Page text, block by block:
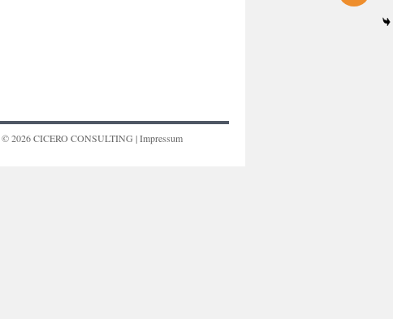
© 2026CICERO CONSULTING |Impressum